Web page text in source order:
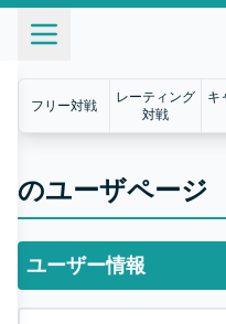
フリー対戦
レーティング
対戦
キ
のユーザページ
ユーザー情報